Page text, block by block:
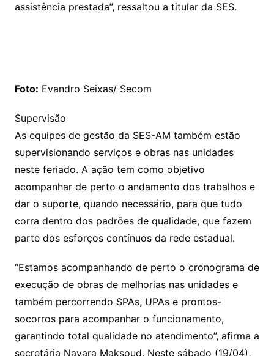
assistência prestada”, ressaltou a titular da SES.
Foto: Evandro Seixas/ Secom
Supervisão
As equipes de gestão da SES-AM também estão
supervisionando serviços e obras nas unidades
neste feriado. A ação tem como objetivo
acompanhar de perto o andamento dos trabalhos e
dar o suporte, quando necessário, para que tudo
corra dentro dos padrões de qualidade, que fazem
parte dos esforços contínuos da rede estadual.
“Estamos acompanhando de perto o cronograma de
execução de obras de melhorias nas unidades e
também percorrendo SPAs, UPAs e prontos-
socorros para acompanhar o funcionamento,
garantindo total qualidade no atendimento”, afirma a
secretária Nayara Maksoud. Neste sábado (19/04),